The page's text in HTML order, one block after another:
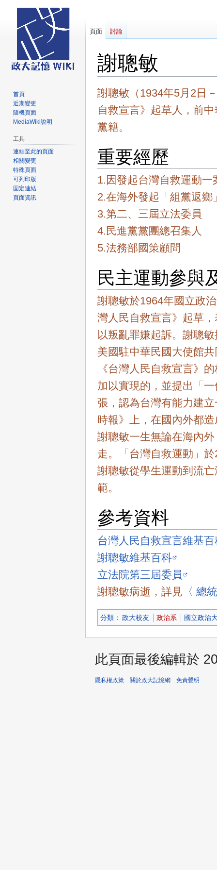
謝聰敏
跳
至
導
覽
跳
至
搜
尋
謝聰敏（1934年5月2日
自救宣言》起草人，前
黨籍。
重要經歷
1.因發起台灣自救運動
2.在海外發起「組黨返鄉
3.第二、三屆立法委員
4.民進黨黨團總召集人
5.法務部國策顧問
民主運動參與
謝聰敏於1964年國立政
灣人民自救宣言》起草
以叛亂罪嫌起訴。謝聰
美國駐中華民國大使館
《台灣人民自救宣言》
加以實現的，並提出「
張，認為台灣有能力建
時報》上，在國內外都
謝聰敏一生無論在海內
走。「台灣自救運動」
謝聰敏從學生運動到流
範。
參考資料
台灣人民自救宣言維基百
謝聰敏維基百科
立法院第三屆委員
謝聰敏病逝，詳見 〈 總
分類 ：​ 政大校友 政治系 國立政治
頁面 討論
首頁
近期變更
隨機頁面
MediaWiki說明
工具
連結至此的頁面
相關變更
特殊頁面
可列印版
固定連結
頁面資訊
此頁面最後編輯於
隱私權政策 關於政大記憶網 免責聲明